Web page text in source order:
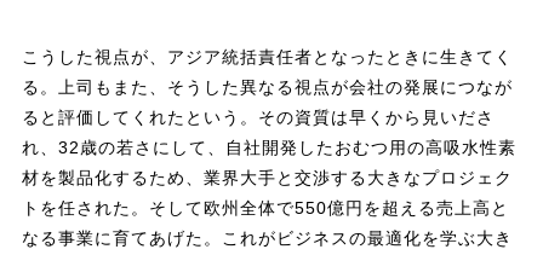
こうした視点が、アジア統括責任者となったときに生きてく
る。上司もまた、そうした異なる視点が会社の発展につなが
ると評価してくれたという。その資質は早くから見いださ
れ、32歳の若さにして、自社開発したおむつ用の高吸水性素
材を製品化するため、業界大手と交渉する大きなプロジェク
トを任された。そして欧州全体で550億円を超える売上高と
なる事業に育てあげた。これがビジネスの最適化を学ぶ大き